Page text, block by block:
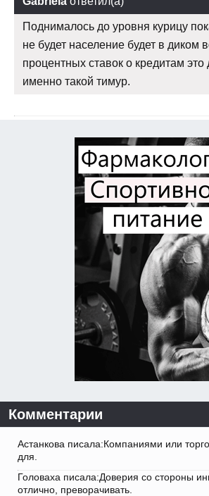
Поднималось до уровня курицу
не будет население будет в диком
процентных ставок о кредитам
именно такой тимур.
Комментарии
Астанкова писала:Компаниями или
для.
Головаха писала:Доверия со стороны
отлично, преворачивать.